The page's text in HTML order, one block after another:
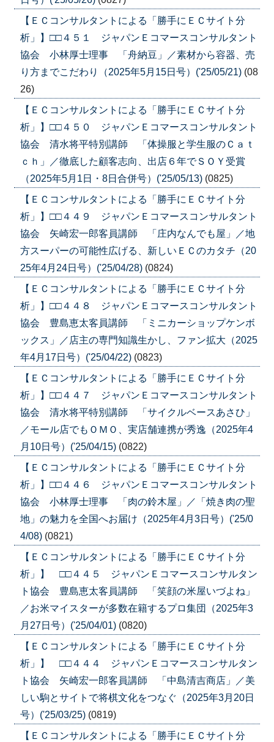
【ＥＣコンサルタントによる「勝手にＥＣサイト分
析」】□□４５１ ジャパンＥコマースコンサルタント
協会 小林厚士理事 「舟納豆」／素材から容器、売
り方までこだわり（2025年5月15日号）('25/05/21) (08
26)
【ＥＣコンサルタントによる「勝手にＥＣサイト分
析」】□□４５０ ジャパンＥコマースコンサルタント
協会 清水将平特別講師 「体操服と学生服のＣａｔ
ｃｈ」／徹底した顧客志向、出店６年でＳＯＹ受賞
（2025年5月1日・8日合併号）('25/05/13) (0825)
【ＥＣコンサルタントによる「勝手にＥＣサイト分
析」】□□４４９ ジャパンＥコマースコンサルタント
協会 矢崎宏一郎客員講師 「庄内なんでも屋」／地
方スーパーの可能性広げる、新しいＥＣのカタチ（20
25年4月24日号）('25/04/28) (0824)
【ＥＣコンサルタントによる「勝手にＥＣサイト分
析」】□□４４８ ジャパンＥコマースコンサルタント
協会 豊島恵太客員講師 「ミニカーショップケンボ
ックス」／店主の専門知識生かし、ファン拡大（2025
年4月17日号）('25/04/22) (0823)
【ＥＣコンサルタントによる「勝手にＥＣサイト分
析」】□□４４７ ジャパンＥコマースコンサルタント
協会 清水将平特別講師 「サイクルベースあさひ」
／モール店でもＯＭＯ、実店舗連携が秀逸（2025年4
月10日号）('25/04/15) (0822)
【ＥＣコンサルタントによる「勝手にＥＣサイト分
析」】□□４４６ ジャパンＥコマースコンサルタント
協会 小林厚士理事 「肉の鈴木屋」／「焼き肉の聖
地」の魅力を全国へお届け（2025年4月3日号）('25/0
4/08) (0821)
【ＥＣコンサルタントによる「勝手にＥＣサイト分
析」】 □□４４５ ジャパンＥコマースコンサルタン
ト協会 豊島恵太客員講師 「笑顔の米屋いづよね」
／お米マイスターが多数在籍するプロ集団（2025年3
月27日号）('25/04/01) (0820)
【ＥＣコンサルタントによる「勝手にＥＣサイト分
析」】 □□４４４ ジャパンＥコマースコンサルタン
ト協会 矢崎宏一郎客員講師 「中島清吉商店」／美
しい駒とサイトで将棋文化をつなぐ（2025年3月20日
号）('25/03/25) (0819)
【ＥＣコンサルタントによる「勝手にＥＣサイト分